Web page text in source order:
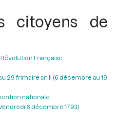
citoyens de
Française
29 frimaire an II (6 décembre au 19
nationale
6 décembre 1793)